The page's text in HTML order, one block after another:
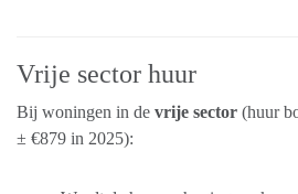
Vrije sector huur
Bij woningen in de vrije sector (huur
± €879 in 2025):